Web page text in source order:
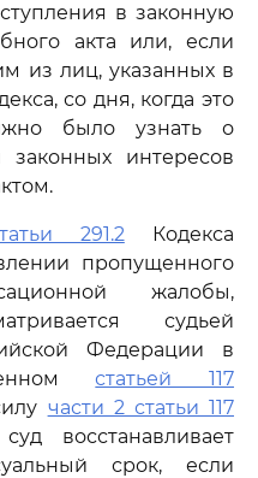
в законную
акта или, если
из лиц, указанных в
со дня, когда это
было узнать о
интересов
291.2Кодекса
пропущенного
жалобы,
судьей
Федерации в
статьей 117
части 2 статьи 117
восстанавливает
срок, если